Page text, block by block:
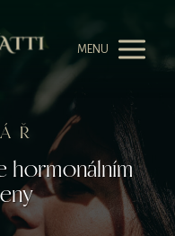
MENU
hormonálním